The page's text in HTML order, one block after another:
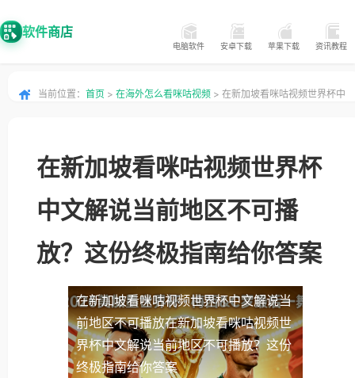
软件商店
电脑软件 安卓下载 苹果下载 资讯教程
当前位置： 首页 > 在海外怎么看咪咕视频 > 在新加坡看咪咕视频世界杯中
在新加坡看咪咕视频世界杯
中文解说当前地区不可播
放？这份终极指南给你答案
在新加坡看咪咕视频世界杯中文解说当
前地区不可播放在新加坡看咪咕视频世
界杯中文解说当前地区不可播放？这份
终极指南给你答案